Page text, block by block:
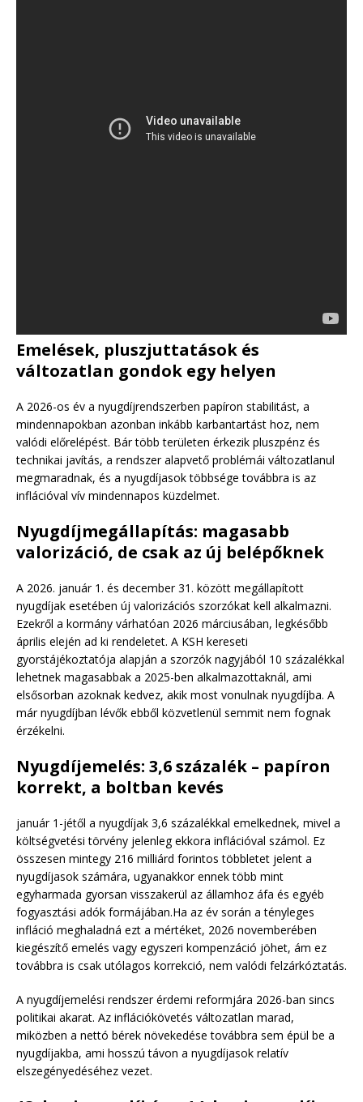
Emelések, pluszjuttatások és
változatlan gondok egy helyen
A 2026-os év a nyugdíjrendszerben papíron stabilitást, a
mindennapokban azonban inkább karbantartást hoz, nem
valódi előrelépést. Bár több területen érkezik pluszpénz és
technikai javítás, a rendszer alapvető problémái változatlanul
megmaradnak, és a nyugdíjasok többsége továbbra is az
inflációval vív mindennapos küzdelmet.
Nyugdíjmegállapítás: magasabb
valorizáció, de csak az új belépőknek
A 2026. január 1. és december 31. között megállapított
nyugdíjak esetében új valorizációs szorzókat kell alkalmazni.
Ezekről a kormány várhatóan 2026 márciusában, legkésőbb
április elején ad ki rendeletet. A KSH kereseti
gyorstájékoztatója alapján a szorzók nagyjából 10 százalékkal
lehetnek magasabbak a 2025-ben alkalmazottaknál, ami
elsősorban azoknak kedvez, akik most vonulnak nyugdíjba. A
már nyugdíjban lévők ebből közvetlenül semmit nem fognak
érzékelni.
Nyugdíjemelés: 3,6 százalék – papíron
korrekt, a boltban kevés
január 1-jétől a nyugdíjak 3,6 százalékkal emelkednek, mivel a
költségvetési törvény jelenleg ekkora inflációval számol. Ez
összesen mintegy 216 milliárd forintos többletet jelent a
nyugdíjasok számára, ugyanakkor ennek több mint
egyharmada gyorsan visszakerül az államhoz áfa és egyéb
fogyasztási adók formájában.Ha az év során a tényleges
infláció meghaladná ezt a mértéket, 2026 novemberében
kiegészítő emelés vagy egyszeri kompenzáció jöhet, ám ez
továbbra is csak utólagos korrekció, nem valódi felzárkóztatás.
A nyugdíjemelési rendszer érdemi reformjára 2026-ban sincs
politikai akarat. Az inflációkövetés változatlan marad,
miközben a nettó bérek növekedése továbbra sem épül be a
nyugdíjakba, ami hosszú távon a nyugdíjasok relatív
elszegényedéséhez vezet.